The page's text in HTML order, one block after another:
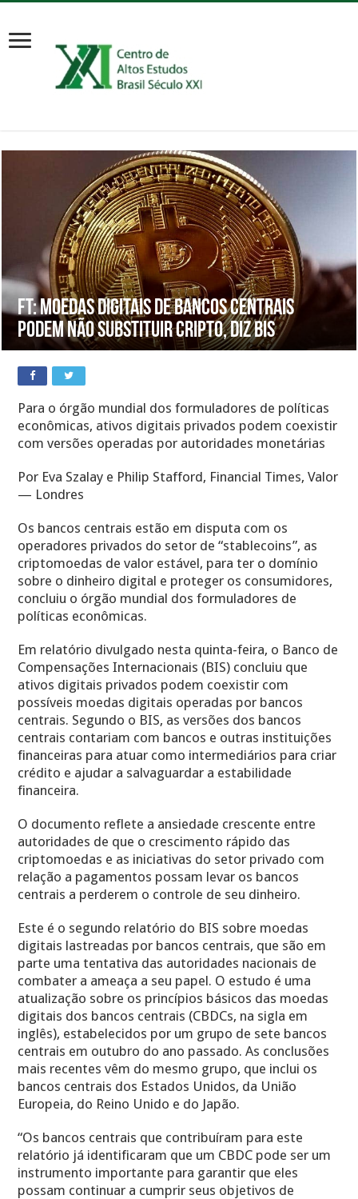
FT: Moedas digitais de bancos centrais
podem não substituir cripto, diz BIS
Para o órgão mundial dos formuladores de políticas
econômicas, ativos digitais privados podem coexistir
com versões operadas por autoridades monetárias
Por Eva Szalay e Philip Stafford, Financial Times, Valor
— Londres
Os bancos centrais estão em disputa com os
operadores privados do setor de “stablecoins”, as
criptomoedas de valor estável, para ter o domínio
sobre o dinheiro digital e proteger os consumidores,
concluiu o órgão mundial dos formuladores de
políticas econômicas.
Em relatório divulgado nesta quinta-feira, o Banco de
Compensações Internacionais (BIS) concluiu que
ativos digitais privados podem coexistir com
possíveis moedas digitais operadas por bancos
centrais. Segundo o BIS, as versões dos bancos
centrais contariam com bancos e outras instituições
financeiras para atuar como intermediários para criar
crédito e ajudar a salvaguardar a estabilidade
financeira.
O documento reflete a ansiedade crescente entre
autoridades de que o crescimento rápido das
criptomoedas e as iniciativas do setor privado com
relação a pagamentos possam levar os bancos
centrais a perderem o controle de seu dinheiro.
Este é o segundo relatório do BIS sobre moedas
digitais lastreadas por bancos centrais, que são em
parte uma tentativa das autoridades nacionais de
combater a ameaça a seu papel. O estudo é uma
atualização sobre os princípios básicos das moedas
digitais dos bancos centrais (CBDCs, na sigla em
inglês), estabelecidos por um grupo de sete bancos
centrais em outubro do ano passado. As conclusões
mais recentes vêm do mesmo grupo, que inclui os
bancos centrais dos Estados Unidos, da União
Europeia, do Reino Unido e do Japão.
“Os bancos centrais que contribuíram para este
relatório já identificaram que um CBDC pode ser um
instrumento importante para garantir que eles
possam continuar a cumprir seus objetivos de